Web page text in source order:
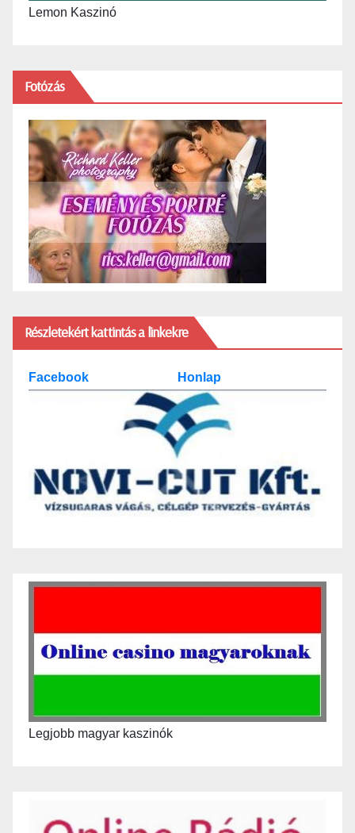
Lemon Kaszinó
Fotózás
Részletekért kattintás a linkekre
Facebook Honlap
Legjobb magyar kaszinók